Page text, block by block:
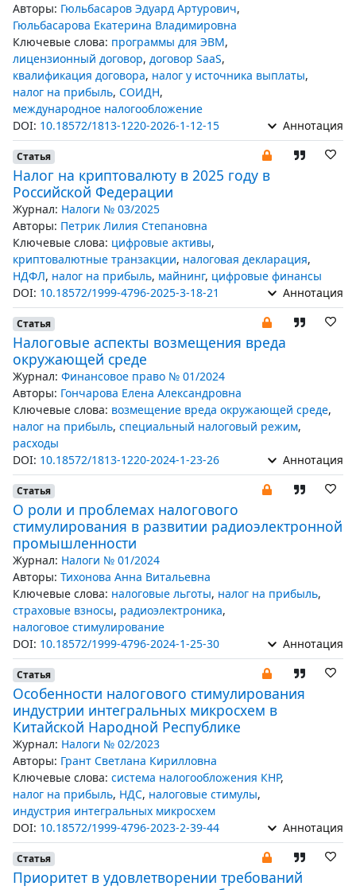
Авторы: Гюльбасаров Эдуард Артурович,
Гюльбасарова Екатерина Владимировна
Ключевые слова: программы для ЭВМ,
лицензионный договор, договор SaaS,
квалификация договора, налог у источника выплаты,
налог на прибыль, СОИДН,
международное налогообложение
DOI: 10.18572/1813-1220-2026-1-12-15 Аннотация
Статья
Налог на криптовалюту в 2025 году в
Российской Федерации
Журнал: Налоги № 03/2025
Авторы: Петрик Лилия Степановна
Ключевые слова: цифровые активы,
криптовалютные транзакции, налоговая декларация,
НДФЛ, налог на прибыль, майнинг, цифровые финансы
DOI: 10.18572/1999-4796-2025-3-18-21 Аннотация
Статья
Налоговые аспекты возмещения вреда
окружающей среде
Журнал: Финансовое право № 01/2024
Авторы: Гончарова Елена Александровна
Ключевые слова: возмещение вреда окружающей среде,
налог на прибыль, специальный налоговый режим,
расходы
DOI: 10.18572/1813-1220-2024-1-23-26 Аннотация
Статья
О роли и проблемах налогового
стимулирования в развитии радиоэлектронной
промышленности
Журнал: Налоги № 01/2024
Авторы: Тихонова Анна Витальевна
Ключевые слова: налоговые льготы, налог на прибыль,
страховые взносы, радиоэлектроника,
налоговое стимулирование
DOI: 10.18572/1999-4796-2024-1-25-30 Аннотация
Статья
Особенности налогового стимулирования
индустрии интегральных микросхем в
Китайской Народной Республике
Журнал: Налоги № 02/2023
Авторы: Грант Светлана Кирилловна
Ключевые слова: система налогообложения КНР,
налог на прибыль, НДС, налоговые стимулы,
индустрия интегральных микросхем
DOI: 10.18572/1999-4796-2023-2-39-44 Аннотация
Статья
Приоритет в удовлетворении требований